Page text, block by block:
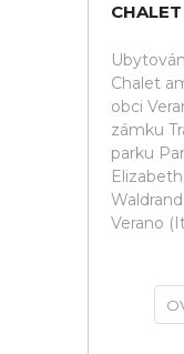
Chalet
obci
zámku
parku
Verano